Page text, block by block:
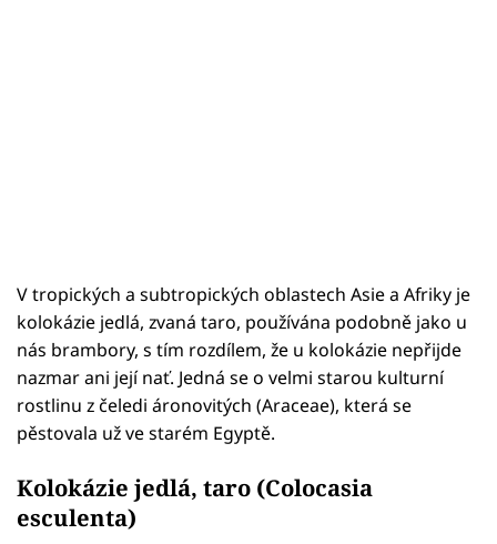
V tropických a subtropických oblastech Asie a Afriky je
kolokázie jedlá, zvaná taro, používána podobně jako u
nás brambory, s tím rozdílem, že u kolokázie nepřijde
nazmar ani její nať. Jedná se o velmi starou kulturní
rostlinu z čeledi áronovitých (Araceae), která se
pěstovala už ve starém Egyptě.
Kolokázie jedlá, taro (Colocasia
esculenta)